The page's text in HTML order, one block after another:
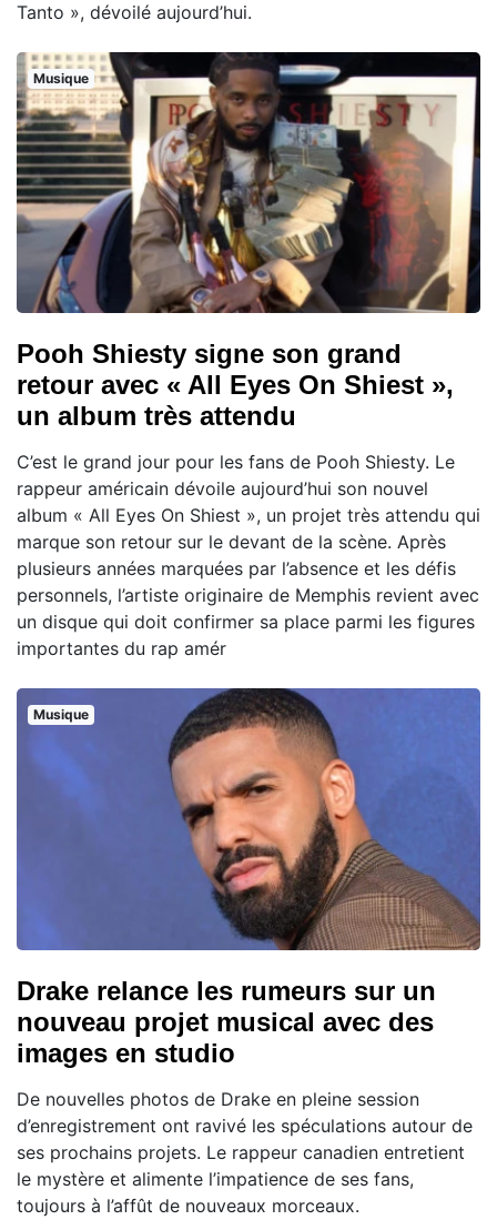
Tanto », dévoilé aujourd’hui.
Musique
Pooh Shiesty signe son grand
retour avec « All Eyes On Shiest »,
un album très attendu
C’est le grand jour pour les fans de Pooh Shiesty. Le
rappeur américain dévoile aujourd’hui son nouvel
album « All Eyes On Shiest », un projet très attendu qui
marque son retour sur le devant de la scène. Après
plusieurs années marquées par l’absence et les défis
personnels, l’artiste originaire de Memphis revient avec
un disque qui doit confirmer sa place parmi les figures
importantes du rap amér
Musique
Drake relance les rumeurs sur un
nouveau projet musical avec des
images en studio
De nouvelles photos de Drake en pleine session
d’enregistrement ont ravivé les spéculations autour de
ses prochains projets. Le rappeur canadien entretient
le mystère et alimente l’impatience de ses fans,
toujours à l’affût de nouveaux morceaux.